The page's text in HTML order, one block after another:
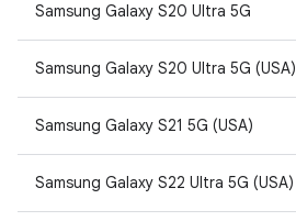
Samsung Galaxy S20 Ultra 5G
Samsung Galaxy S20 Ultra 5G (USA)
Samsung Galaxy S21 5G (USA)
Samsung Galaxy S22 Ultra 5G (USA)